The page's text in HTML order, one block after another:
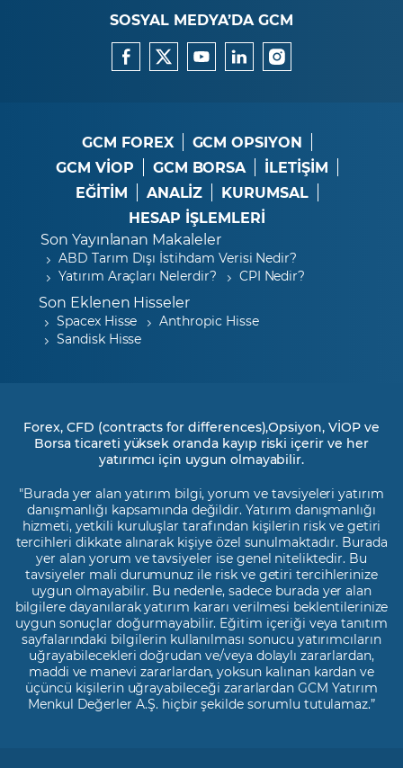
SOSYAL MEDYA’DA GCM
GCM FOREX
GCM OPSIYON
GCM VİOP
GCM BORSA
İLETİŞİM
EĞİTİM
ANALİZ
KURUMSAL
HESAP İŞLEMLERİ
Son Yayınlanan Makaleler
ABD Tarım Dışı İstihdam Verisi Nedir?
Yatırım Araçları Nelerdir?
CPI Nedir?
Son Eklenen Hisseler
Spacex Hisse
Anthropic Hisse
Sandisk Hisse
Forex, CFD (contracts for differences),Opsiyon, VİOP ve
Borsa ticareti yüksek oranda kayıp riski içerir ve her
yatırımcı için uygun olmayabilir.
"Burada yer alan yatırım bilgi, yorum ve tavsiyeleri yatırım
danışmanlığı kapsamında değildir. Yatırım danışmanlığı
hizmeti, yetkili kuruluşlar tarafından kişilerin risk ve getiri
tercihleri dikkate alınarak kişiye özel sunulmaktadır. Burada
yer alan yorum ve tavsiyeler ise genel niteliktedir. Bu
tavsiyeler mali durumunuz ile risk ve getiri tercihlerinize
uygun olmayabilir. Bu nedenle, sadece burada yer alan
bilgilere dayanılarak yatırım kararı verilmesi beklentilerinize
uygun sonuçlar doğurmayabilir. Eğitim içeriği veya tanıtım
sayfalarındaki bilgilerin kullanılması sonucu yatırımcıların
uğrayabilecekleri doğrudan ve/veya dolaylı zararlardan,
maddi ve manevi zararlardan, yoksun kalınan kardan ve
üçüncü kişilerin uğrayabileceği zararlardan GCM Yatırım
Menkul Değerler A.Ş. hiçbir şekilde sorumlu tutulamaz.”